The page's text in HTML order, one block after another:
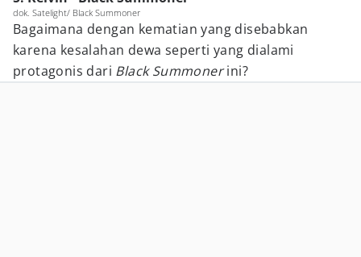
dok. Satelight/ Black Summoner
Bagaimana dengan kematian yang disebabkan
karena kesalahan dewa seperti yang dialami
protagonis dari Black Summonerini?